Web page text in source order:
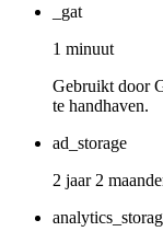
_gat
1 minuut
Gebruikt door
te handhaven.
ad_storage
2 jaar 2